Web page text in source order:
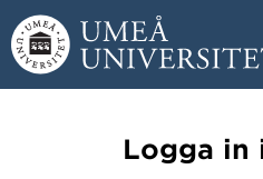
Hoppa direkt till innehållet
Logga in